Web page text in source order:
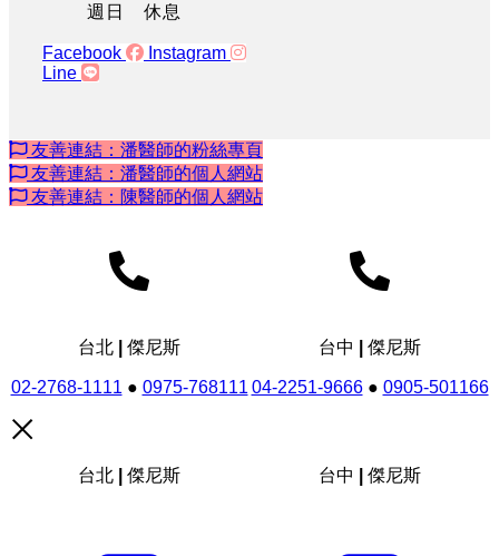
週日 休息
Facebook
Instagram
Line
友善連結：潘醫師的粉絲專頁
友善連結：潘醫師的個人網站
友善連結：陳醫師的個人網站
台北 | 傑尼斯
02-2768-1111 ● 0975-768111
台中 | 傑尼斯
04-2251-9666● 0905-501166
台北 | 傑尼斯 台中 | 傑尼斯